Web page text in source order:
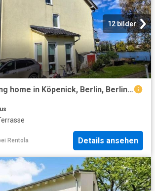
12 bilder
Great & amazing home in Köpenick, Berlin, Berlin Amsterdam Apartments for Rent
Rentola Details ansehen